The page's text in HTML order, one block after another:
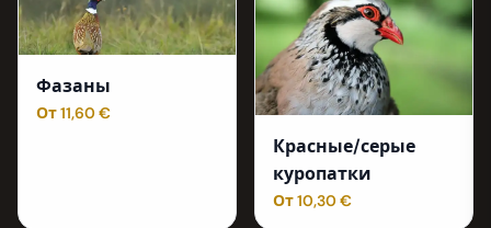
Фазаны
От 11,60 €
Красные/серые
куропатки
От 10,30 €